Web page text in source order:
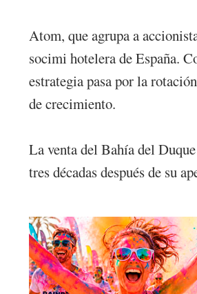
Atom, que agrupa a
socimi hotelera de España.
estrategia pasa por la
de crecimiento.
La venta del Bahía del
tres décadas después de su